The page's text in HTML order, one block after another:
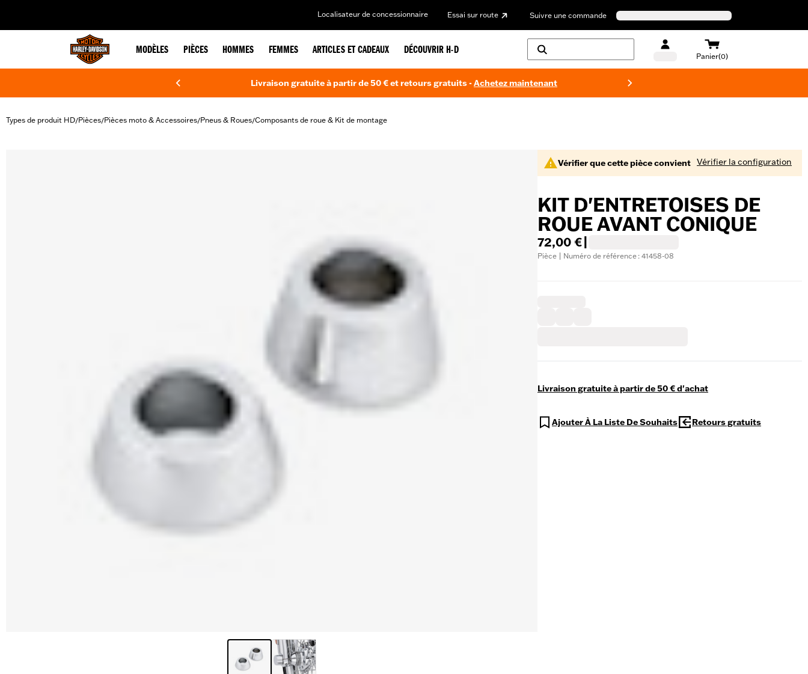
Localisateur de concessionnaire Essai sur route Suivre une commande
MODÈLES PIÈCES HOMMES FEMMES ARTICLES ET CADEAUX DÉCOUVRIR H-D
Panier(0)
Livraison gratuite à partir de 50 € et retours gratuits -Achetez maintenant
Types de produit HD/Pièces/Pièces moto & Accessoires/Pneus & Roues/Composants de roue & Kit de montage
Vérifier que cette pièce convient Vérifier la configuration
KIT D'ENTRETOISES DE
ROUE AVANT CONIQUE
72,00 €
Pièce | Numéro de référence : 41458-08
Livraison gratuite à partir de 50 € d'achat
Ajouter À La Liste De Souhaits Retours gratuits